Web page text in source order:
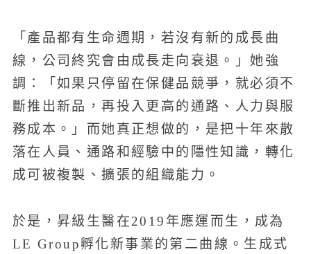
「產品都有生命週期，若沒有新的成長曲
線，公司終究會由成長走向衰退。」她強
調：「如果只停留在保健品競爭，就必須不
斷推出新品，再投入更高的通路、人力與服
務成本。」而她真正想做的，是把十年來散
落在人員、通路和經驗中的隱性知識，轉化
成可被複製、擴張的組織能力。
於是，昇級生醫在2019年應運而生，成為
LE Group孵化新事業的第二曲線。生成式